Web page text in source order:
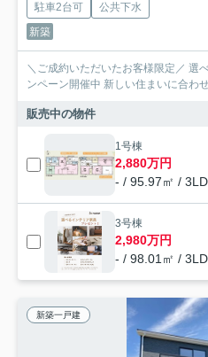
駐車2台可
公共下水
新築
＼ご成約いただいたお客様限定／ 選
ンペーン開催中 新しい住まいに合わ
販売中の物件
1号棟
2,880万円
- / 95.97㎡ /
3号棟
2,980万円
- / 98.01㎡ /
新築一戸建